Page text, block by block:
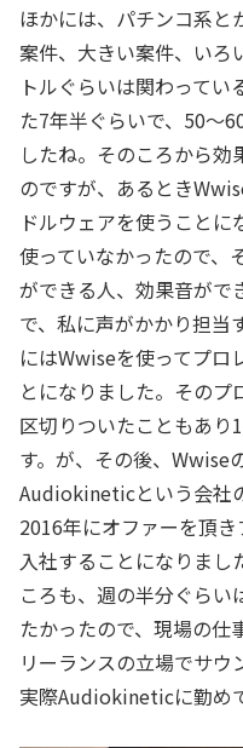
ほかには、パチンコ系と
案件、大きい案件、いろ
トルぐらいは関わって
た7年半ぐらいで、50～
したね。そのころから
のですが、あるとき
ドルウェアを使うことに
使っていなかったので、
ができる人、効果音がで
で、私に声がかかり担当
にはWwiseを使ってプロ
とになりました。その
区切りついたこともあり
す。が、その後、Wwise
Audiokineticという会社
2016年にオファーを頂
入社することになりま
ころも、週の半分ぐらい
たかったので、現場の仕
リーランスの立場でサウ
実際Audiokineticに勤め